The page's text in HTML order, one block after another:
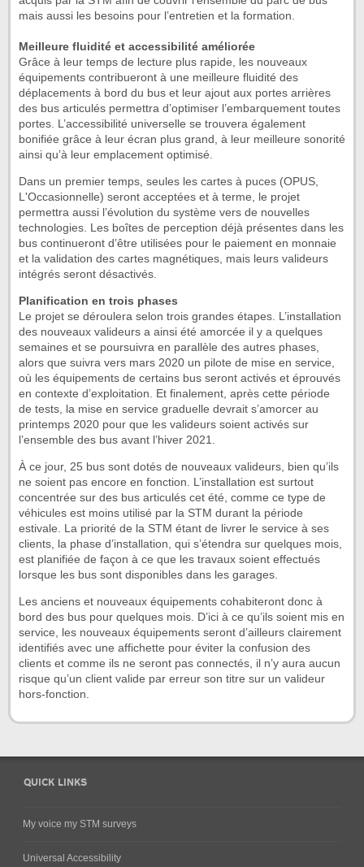
mais aussi les besoins pour l’entretien et la formation.
Meilleure fluidité et accessibilité améliorée
Grâce à leur temps de lecture plus rapide, les nouveaux
équipements contribueront à une meilleure fluidité des
déplacements à bord du bus et leur ajout aux portes arrières
des bus articulés permettra d’optimiser l’embarquement toutes
portes. L’accessibilité universelle se trouvera également
bonifiée grâce à leur écran plus grand, à leur meilleure sonorité
ainsi qu’à leur emplacement optimisé.
Dans un premier temps, seules les cartes à puces (OPUS,
L'Occasionnelle) seront acceptées et à terme, le projet
permettra aussi l’évolution du système vers de nouvelles
technologies. Les boîtes de perception déjà présentes dans les
bus continueront d’être utilisées pour le paiement en monnaie
et la validation des cartes magnétiques, mais leurs valideurs
intégrés seront désactivés.
Planification en trois phases
Le projet se déroulera selon trois grandes étapes. L’installation
des nouveaux valideurs a ainsi été amorcée il y a quelques
semaines et se poursuivra en parallèle des autres phases,
alors que suivra vers mars 2020 un pilote de mise en service,
où les équipements de certains bus seront activés et éprouvés
en contexte d’exploitation. Et finalement, après cette période
de tests, la mise en service graduelle devrait s’amorcer au
printemps 2020 pour que les valideurs soient activés sur
l’ensemble des bus avant l’hiver 2021.
À ce jour, 25 bus sont dotés de nouveaux valideurs, bien qu’ils
ne soient pas encore en fonction. L’installation est surtout
concentrée sur des bus articulés cet été, comme ce type de
véhicules est moins utilisé par la STM durant la période
estivale. La priorité de la STM étant de livrer le service à ses
clients, la phase d’installation, qui s’étendra sur quelques mois,
est planifiée de façon à ce que les travaux soient effectués
lorsque les bus sont disponibles dans les garages.
Les anciens et nouveaux équipements cohabiteront donc à
bord des bus pour quelques mois. D’ici à ce qu’ils soient mis en
service, les nouveaux équipements seront d’ailleurs clairement
identifiés avec une affichette pour éviter la confusion des
clients et comme ils ne seront pas connectés, il n’y aura aucun
risque qu’un client valide par erreur son titre sur un valideur
hors-fonction.
QUICK LINKS
My voice my STM surveys
Universal Accessibility